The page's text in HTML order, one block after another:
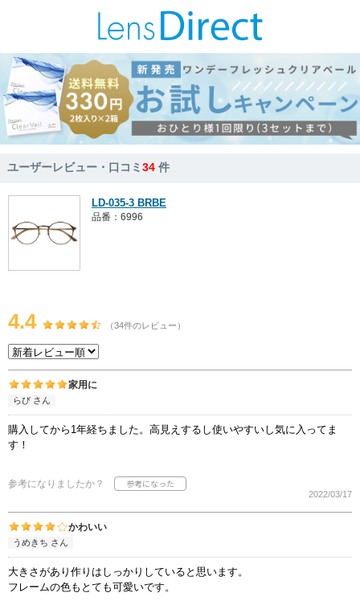
ユーザーレビュー・口コミ34 件
LD-035-3 BRBE
品番：6996
4.4 （34件のレビュー）
家用に
らび さん
購入してから1年経ちました。高見えするし使いやすいし気に入ってま
す！
参考になりましたか？
2022/03/17
かわいい
うめきち さん
大きさがあり作りはしっかりしていると思います。
フレームの色もとても可愛いです。